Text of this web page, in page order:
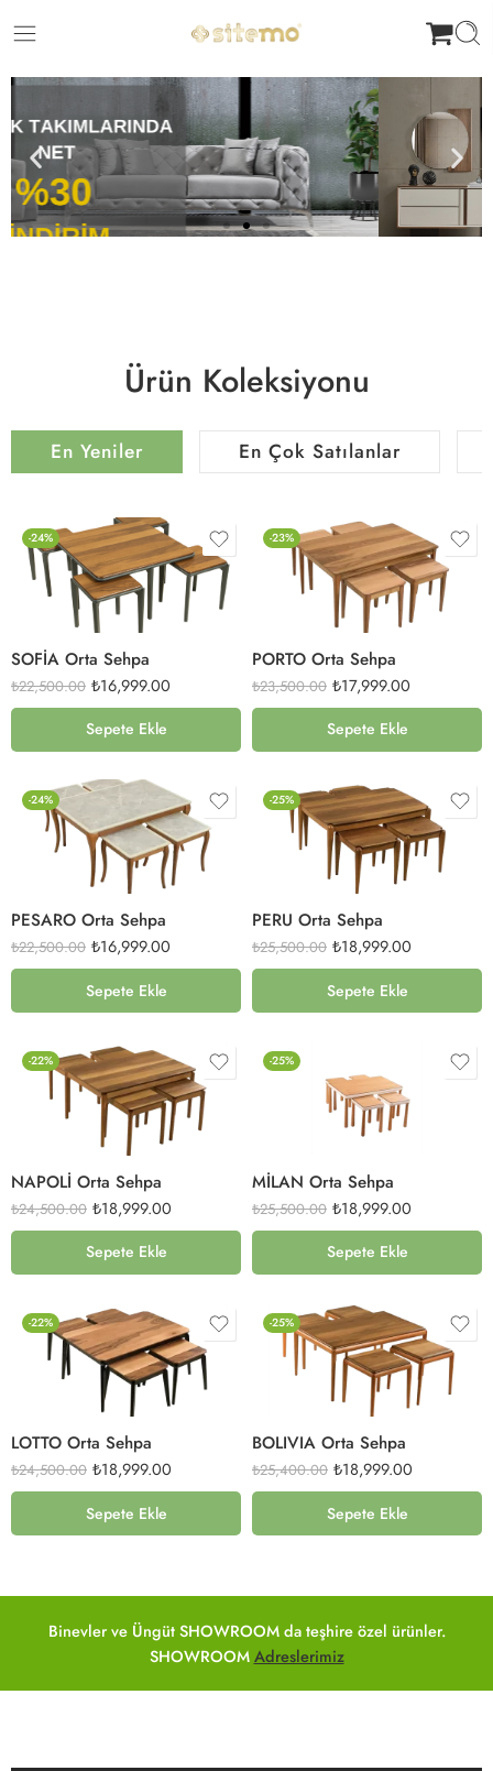
Ürün Koleksiyonu
En Yeniler En Çok Satılanlar
-24%
SOFİA Orta Sehpa
₺22,500.00 ₺16,999.00
Sepete Ekle
-23%
PORTO Orta Sehpa
₺23,500.00 ₺17,999.00
Sepete Ekle
-24%
PESARO Orta Sehpa
₺22,500.00 ₺16,999.00
Sepete Ekle
-25%
PERU Orta Sehpa
₺25,500.00 ₺18,999.00
Sepete Ekle
-22%
NAPOLİ Orta Sehpa
₺24,500.00 ₺18,999.00
Sepete Ekle
-25%
MİLAN Orta Sehpa
₺25,500.00 ₺18,999.00
Sepete Ekle
-22%
LOTTO Orta Sehpa
₺24,500.00 ₺18,999.00
Sepete Ekle
-25%
BOLIVIA Orta Sehpa
₺25,400.00 ₺18,999.00
Sepete Ekle
Binevler ve Üngüt SHOWROOM da teşhire özel ürünler.
SHOWROOMAdreslerimiz